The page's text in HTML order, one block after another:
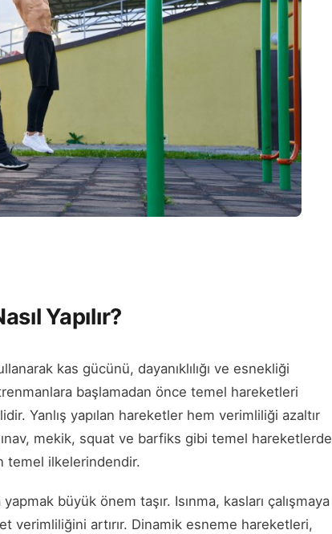
Yapılır?
kas gücünü, dayanıklılığı ve esnekliği
başlamadan önce temel hareketleri
Yanlış yapılan hareketler hem verimliliği azaltır
mekik, squat ve barfiks gibi temel hareketlerde
temel ilkelerindendir.
büyük önem taşır. Isınma, kasları çalışmaya
verimliliğini artırır. Dinamik esneme hareketleri,